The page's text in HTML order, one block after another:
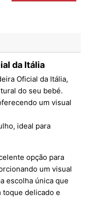
da Itália
Oficial da Itália,
do seu bebé.
um visual
ideal para
opção para
um visual
escolha única que
toque delicado e